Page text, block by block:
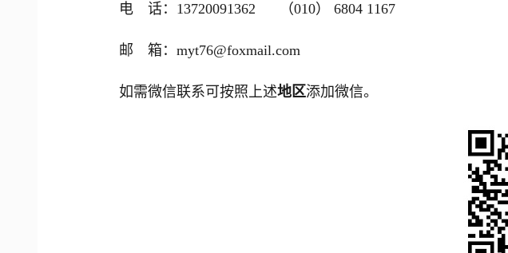
电 话：13720091362 （010） 6804 1167
邮 箱：myt76@foxmail.com
如需微信联系可按照上述地区添加微信。